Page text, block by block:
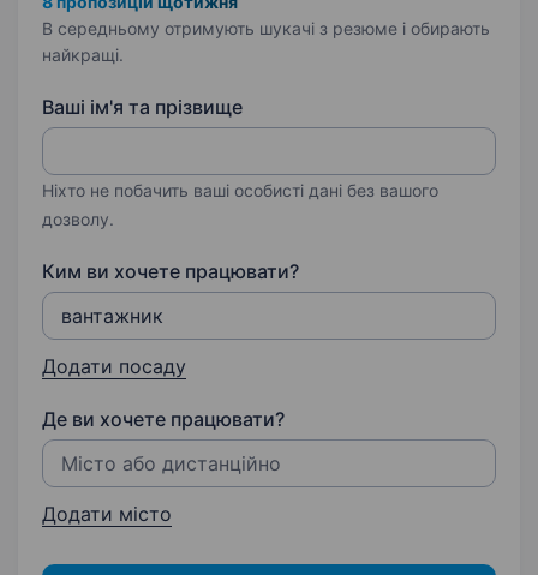
В середньому отримують шукачі з резюме і обирають
найкращі.
Ваші ім'я та прізвище
Ніхто не побачить ваші особисті дані без вашого
дозволу.
Ким ви хочете працювати?
Додати посаду
Де ви хочете працювати?
Додати місто